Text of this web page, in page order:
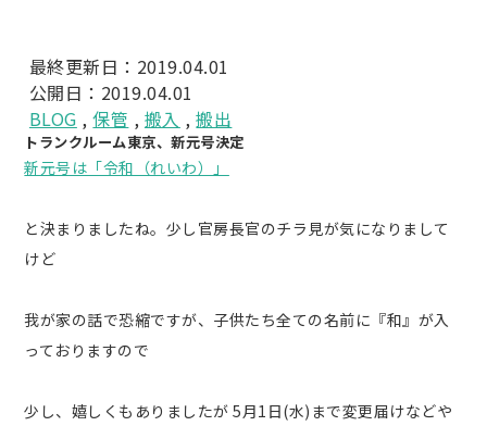
最終更新日：2019.04.01
公開日：2019.04.01
BLOG ,保管 , 搬入 ,搬出
トランクルーム東京、新元号決定
新元号は「令和（れいわ）」
と決まりましたね。少し官房長官のチラ見が気になりまして
けど
我が家の話で恐縮ですが、子供たち全ての名前に『和』が入
っておりますので
少し、嬉しくもありましたが 5月1日(水)まで変更届けなどや